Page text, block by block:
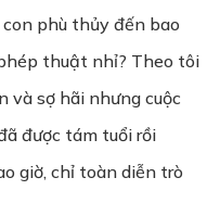
phù thủy đến bao
thuật nhỉ? Theo tôi
và sợ hãi nhưng cuộc
được tám tuổi rồi
giờ, chỉ toàn diễn trò